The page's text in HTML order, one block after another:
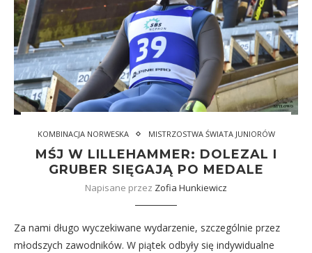
KOMBINACJA NORWESKA MISTRZOSTWA ŚWIATA JUNIORÓW
MŚJ W LILLEHAMMER: DOLEZAL I
GRUBER SIĘGAJĄ PO MEDALE
Napisane przez Zofia Hunkiewicz
Za nami długo wyczekiwane wydarzenie, szczególnie przez
młodszych zawodników. W piątek odbyły się indywidualne